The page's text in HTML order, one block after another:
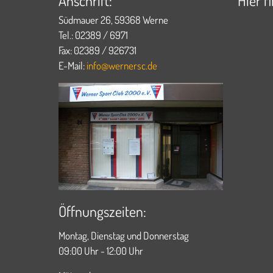
Südmauer 26, 59368 Werne
Tel.: 02389 / 6971
Fax: 02389 / 926731
E-Mail:info@wernersc.de
Öffnungszeiten:
Montag, Dienstag und Donnerstag
09:00 Uhr - 12:00 Uhr